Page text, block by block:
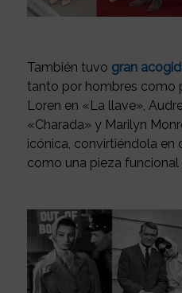
También tuvo gran
tanto por hombres como
Loren en «La llave»,
«Charada» y Marilyn
icónica, convirtiéndola en
como una pieza